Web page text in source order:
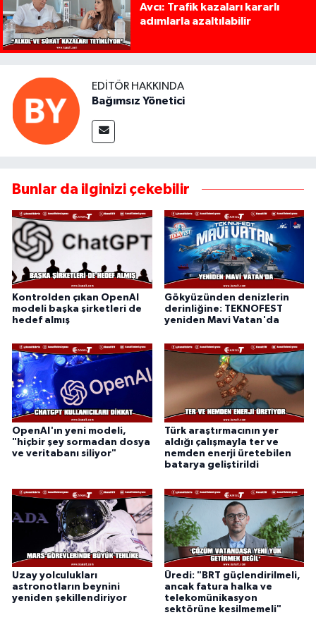
Avcı: Trafik kazaları kararlı
adımlarla azaltılabilir
EDITÖR HAKKINDA
Bağımsız Yönetici
Bunlar da ilginizi çekebilir
Kontrolden çıkan OpenAI
modeli başka şirketleri de
hedef almış
Gökyüzünden denizlerin
derinliğine: TEKNOFEST
yeniden Mavi Vatan'da
OpenAI'ın yeni modeli,
"hiçbir şey sormadan dosya
ve veritabanı siliyor"
Türk araştırmacının yer
aldığı çalışmayla ter ve
nemden enerji üretebilen
batarya geliştirildi
Uzay yolculukları
astronotların beynini
yeniden şekillendiriyor
Üredi: "BRT güçlendirilmeli,
ancak fatura halka ve
telekomünikasyon
sektörüne kesilmemeli"